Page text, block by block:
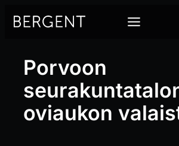
sisältöön
Porvoon
oviaukon